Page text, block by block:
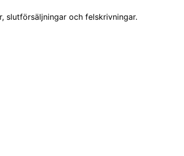
slutförsäljningar och felskrivningar.